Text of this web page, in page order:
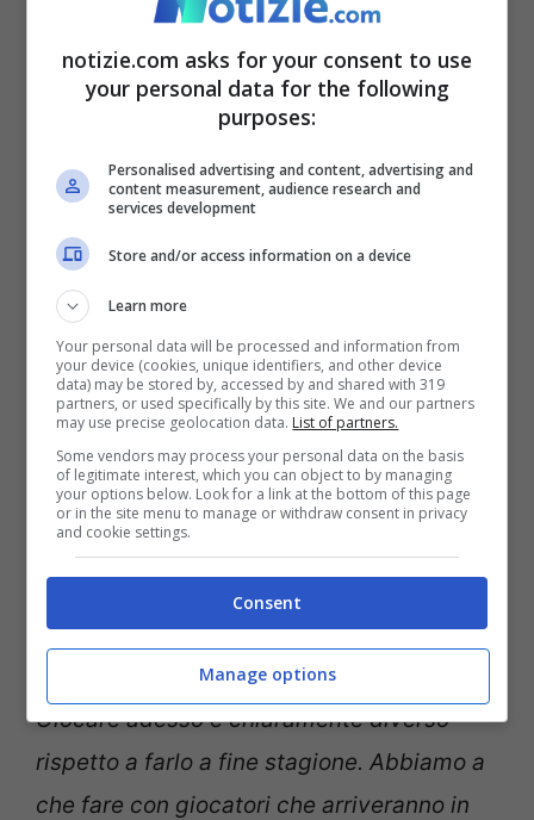
Nicola Legrottaglie con la maglia della Nazionale (Ansa)
Legrottaglie, a margine della Partita per la
Pace, è poi entrato nello specifico: “
convinto che ci sarà una squadra che sarà
la sorpresa che tutti non si aspettano.
Prima di tutto perché è giocato in un mese
particolare, quindi dobbiamo aspettarci
delle conseguenze da questa scelta. E
soprattutto per via del pre-Mondiale.
Giocare adesso è chiaramente diverso
rispetto a farlo a fine stagione. Abbiamo a
che fare con giocatori che arriveranno in
notizie.com asks for your consent to use
your personal data for the following
purposes:
Personalised advertising and content, advertising and
content measurement, audience research and
services development
Store and/or access information on a device
Learn more
Your personal data will be processed and information from
your device (cookies, unique identifiers, and other device
data) may be stored by, accessed by and shared with 319
partners, or used specifically by this site. We and our partners
may use precise geolocation data. List of partners.
Some vendors may process your personal data on the basis
of legitimate interest, which you can object to by managing
your options below. Look for a link at the bottom of this page
or in the site menu to manage or withdraw consent in privacy
and cookie settings.
Consent
Manage options